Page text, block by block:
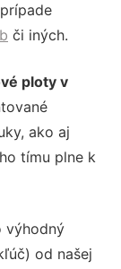
či iných.
ploty v
ako aj
tímu plne k
výhodný
od našej